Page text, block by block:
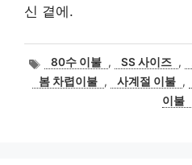
신 곁에.
태
그
80수 이불 , SS 사이즈 ,
봄 차렵이불 , 사계절 이불 ,
이불